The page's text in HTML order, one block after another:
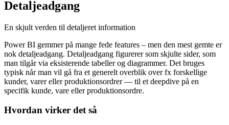
Detaljeadgang
En skjult verden til detaljeret information
Power BI gemmer på mange fede features – men den mest gemte er
nok detaljeadgang. Detaljeadgang figurerer som skjulte sider, som
man tilgår via eksisterende tabeller og diagrammer. Det bruges
typisk når man vil gå fra et generelt overblik over fx forskellige
kunder, varer eller produktionsordrer — til et deepdive på en
specifik kunde, vare eller produktionsordre.
Hvordan virker det så